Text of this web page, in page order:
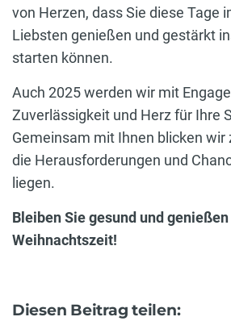
von Herzen, dass Sie diese Tage
Liebsten genießen und gestärkt
starten können.
Auch 2025 werden wir mit
Zuverlässigkeit und Herz für Ihre
Gemeinsam mit Ihnen blicken
die Herausforderungen und
liegen.
Bleiben Sie gesund und
Weihnachtszeit!
Diesen Beitrag teilen: